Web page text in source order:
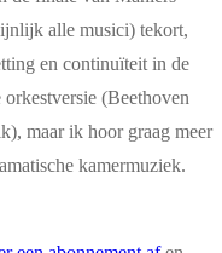
alle musici) tekort,
en continuïteit in de
(Beethoven
maar ik hoor graag meer
kamermuziek.